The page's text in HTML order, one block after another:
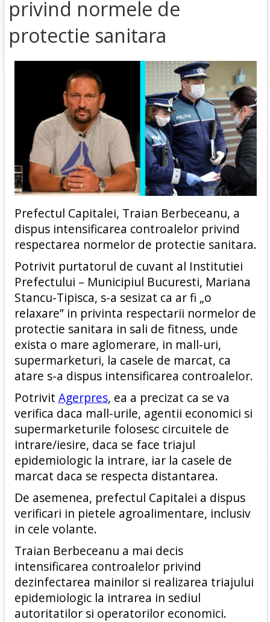
privind normele de
protectie sanitara
Prefectul Capitalei, Traian Berbeceanu, a
dispus intensificarea controalelor privind
respectarea normelor de protectie sanitara.
Potrivit purtatorul de cuvant al Institutiei
Prefectului – Municipiul Bucuresti, Mariana
Stancu-Tipisca, s-a sesizat ca ar fi „o
relaxare” in privinta respectarii normelor de
protectie sanitara in sali de fitness, unde
exista o mare aglomerare, in mall-uri,
supermarketuri, la casele de marcat, ca
atare s-a dispus intensificarea controalelor.
Potrivit Agerpres, ea a precizat ca se va
verifica daca mall-urile, agentii economici si
supermarketurile folosesc circuitele de
intrare/iesire, daca se face triajul
epidemiologic la intrare, iar la casele de
marcat daca se respecta distantarea.
De asemenea, prefectul Capitalei a dispus
verificari in pietele agroalimentare, inclusiv
in cele volante.
Traian Berbeceanu a mai decis
intensificarea controalelor privind
dezinfectarea mainilor si realizarea triajului
epidemiologic la intrarea in sediul
autoritatilor si operatorilor economici.